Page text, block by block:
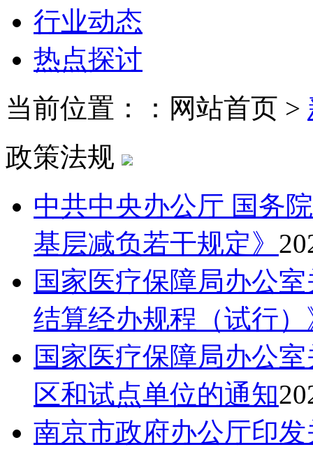
行业动态
热点探讨
当前位置：：网站首页 >
政策法规
中共中央办公厅 国务
基层减负若干规定》
国家医疗保障局办公
结算经办规程（试行
国家医疗保障局办公
区和试点单位的通知
南京市政府办公厅印